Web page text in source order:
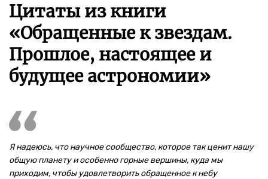
Цитаты из книги
«Обращенные к звездам.
Прошлое, настоящее и
будущее астрономии»
Я надеюсь, что научное сообщество, которое так ценит нашу
общую планету и особенно горные вершины, куда мы
приходим, чтобы удовлетворить обращенное к небу